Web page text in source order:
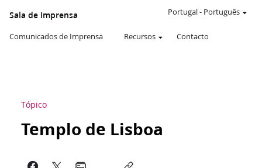
Sala de Imprensa
Comunicados de Imprensa Recursos Contacto
Portugal- Português
Tópico
Templo de Lisboa